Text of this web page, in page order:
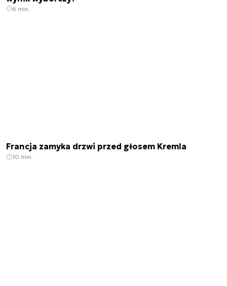
6 min.
Francja zamyka drzwi przed głosem Kremla
10 min.